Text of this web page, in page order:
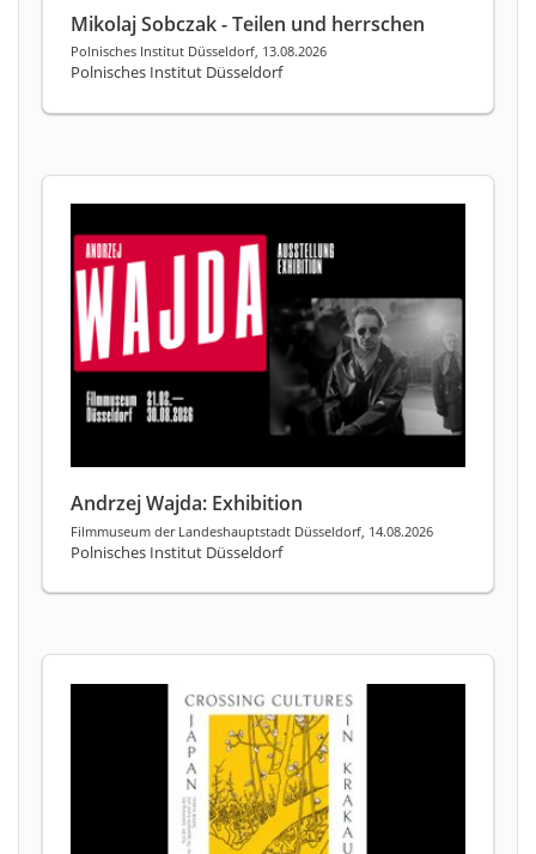
Mikolaj Sobczak - Teilen und herrschen
Polnisches Institut Düsseldorf, 13.08.2026
Polnisches Institut Düsseldorf
Andrzej Wajda: Exhibition
Filmmuseum der Landeshauptstadt Düsseldorf, 14.08.2026
Polnisches Institut Düsseldorf